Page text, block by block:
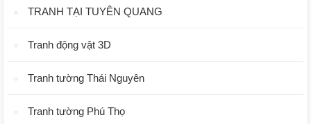
TRANH TẠI TUYÊN QUANG
Tranh động vật 3D
Tranh tường Thái Nguyên
Tranh tường Phú Thọ